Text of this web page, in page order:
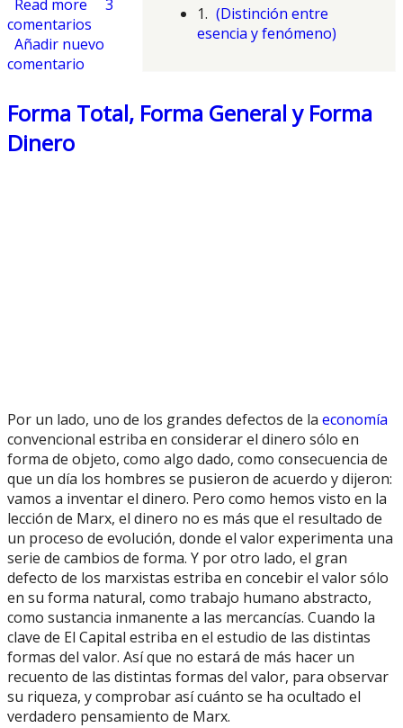
1. (Distinción entre
esencia y fenómeno)
Read more about ¿Es Marx metafísico o científico?
3
comentarios
Añadir nuevo
comentario
Forma Total, Forma General y Forma
Dinero
Por un lado, uno de los grandes defectos de la economía
convencional estriba en considerar el dinero sólo en
forma de objeto, como algo dado, como consecuencia de
que un día los hombres se pusieron de acuerdo y dijeron:
vamos a inventar el dinero. Pero como hemos visto en la
lección de Marx, el dinero no es más que el resultado de
un proceso de evolución, donde el valor experimenta una
serie de cambios de forma. Y por otro lado, el gran
defecto de los marxistas estriba en concebir el valor sólo
en su forma natural, como trabajo humano abstracto,
como sustancia inmanente a las mercancías. Cuando la
clave de El Capital estriba en el estudio de las distintas
formas del valor. Así que no estará de más hacer un
recuento de las distintas formas del valor, para observar
su riqueza, y comprobar así cuánto se ha ocultado el
verdadero pensamiento de Marx.